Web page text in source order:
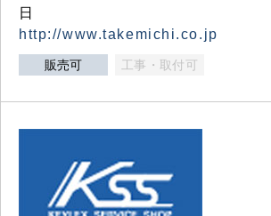
日
http://www.takemichi.co.jp
販売可 工事・取付可